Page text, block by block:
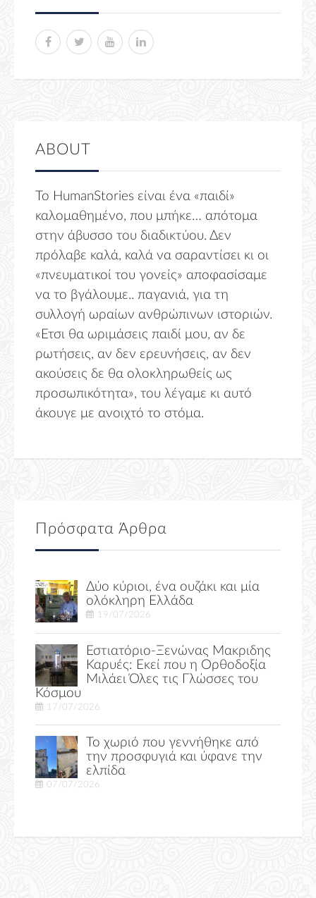
ABOUT
Το HumanStories είναι ένα «παιδί»
καλομαθημένο, που μπήκε… απότομα
στην άβυσσο του διαδικτύου. Δεν
πρόλαβε καλά, καλά να σαραντίσει κι οι
«πνευματικοί του γονείς» αποφασίσαμε
να το βγάλουμε.. παγανιά, για τη
συλλογή ωραίων ανθρώπινων ιστοριών.
«Ετσι θα ωριμάσεις παιδί μου, αν δε
ρωτήσεις, αν δεν ερευνήσεις, αν δεν
ακούσεις δε θα ολοκληρωθείς ως
προσωπικότητα», του λέγαμε κι αυτό
άκουγε με ανοιχτό το στόμα.
Πρόσφατα Άρθρα
Δύο κύριοι, ένα ουζάκι και μία
ολόκληρη Ελλάδα
19/07/2026
Εστιατόριο-Ξενώνας Μακριδης
Καρυές: Εκεί που η Ορθοδοξία
Μιλάει Όλες τις Γλώσσες του
Κόσμου
17/07/2026
Το χωριό που γεννήθηκε από
την προσφυγιά και ύφανε την
ελπίδα
07/07/2026